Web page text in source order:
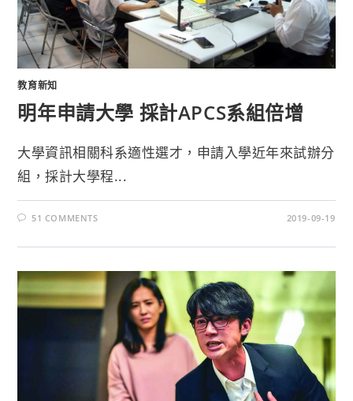
教育新知
明年申請大學 採計APCS系組倍增
大學資訊相關科系適性選才，申請入學近年來試辦分
組，採計大學程...
51 COMMENTS 2019-09-19